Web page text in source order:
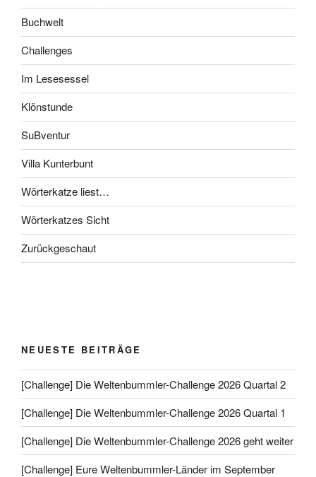
Buchwelt
Challenges
Im Lesesessel
Klönstunde
SuBventur
Villa Kunterbunt
Wörterkatze liest…
Wörterkatzes Sicht
Zurückgeschaut
NEUESTE BEITRÄGE
[Challenge] Die Weltenbummler-Challenge 2026 Quartal 2
[Challenge] Die Weltenbummler-Challenge 2026 Quartal 1
[Challenge] Die Weltenbummler-Challenge 2026 geht weiter
[Challenge] Eure Weltenbummler-Länder im September